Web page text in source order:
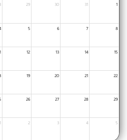
29 30 31 1
5 6 7 8
12 13 14 15
19 20 21 22
26 27 28 29
1 2 3 4 5